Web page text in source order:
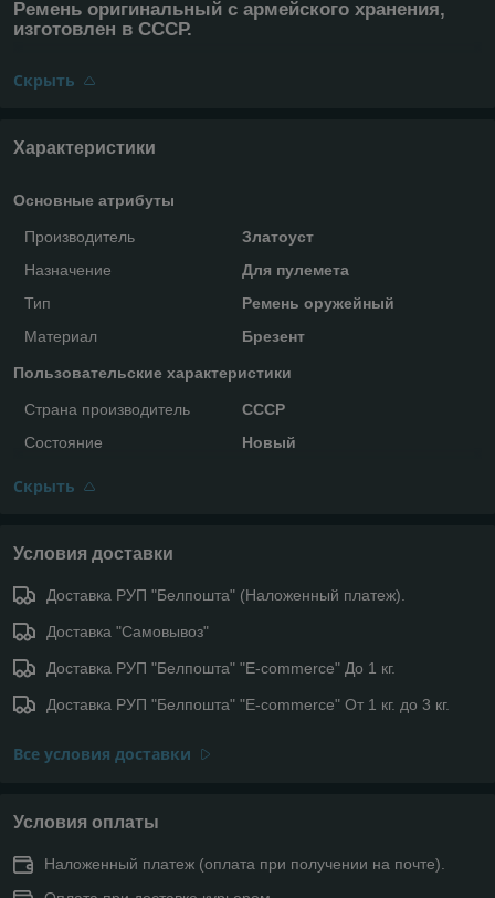
Ремень оригинальный с армейского хранения,
изготовлен в СССР.
Скрыть
Характеристики
Основные атрибуты
Производитель
Златоуст
Назначение
Для пулемета
Тип
Ремень оружейный
Материал
Брезент
Пользовательские характеристики
Страна производитель
СССР
Состояние
Новый
Скрыть
Условия доставки
Доставка РУП "Белпошта" (Наложенный платеж).
Доставка "Самовывоз"
Доставка РУП "Белпошта" "E-commerce" До 1 кг.
Доставка РУП "Белпошта" "E-commerce" От 1 кг. до 3 кг.
Все условия доставки
Условия оплаты
Наложенный платеж (оплата при получении на почте).